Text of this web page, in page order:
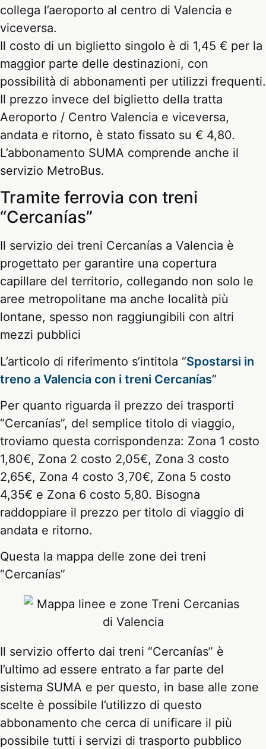
collega l’aeroporto al centro di Valencia e
viceversa.
Il costo di un biglietto singolo è di 1,45 € per la
maggior parte delle destinazioni, con
possibilità di abbonamenti per utilizzi frequenti.
Il prezzo invece del biglietto della tratta
Aeroporto / Centro Valencia e viceversa,
andata e ritorno, è stato fissato su € 4,80.
L’abbonamento SUMA comprende anche il
servizio MetroBus.
Tramite ferrovia con treni
“Cercanías”
Il servizio dei treni Cercanías a Valencia è
progettato per garantire una copertura
capillare del territorio, collegando non solo le
aree metropolitane ma anche località più
lontane, spesso non raggiungibili con altri
mezzi pubblici
L’articolo di riferimento s’intitola “Spostarsi in
treno a Valencia con i treni Cercanías”
Per quanto riguarda il prezzo dei trasporti
“Cercanías”, del semplice titolo di viaggio,
troviamo questa corrispondenza: Zona 1 costo
1,80€, Zona 2 costo 2,05€, Zona 3 costo
2,65€, Zona 4 costo 3,70€, Zona 5 costo
4,35€ e Zona 6 costo 5,80. Bisogna
raddoppiare il prezzo per titolo di viaggio di
andata e ritorno.
Questa la mappa delle zone dei treni
“Cercanías”
Il servizio offerto dai treni “Cercanías” è
l’ultimo ad essere entrato a far parte del
sistema SUMA e per questo, in base alle zone
scelte è possibile l’utilizzo di questo
abbonamento che cerca di unificare il più
possibile tutti i servizi di trasporto pubblico